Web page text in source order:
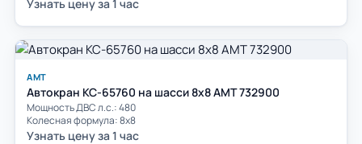
Узнать цену за 1 час
АМТ
Автокран КС-65760 на шасси 8х8 АМТ 732900
Мощность ДВС л.с.: 480
Колесная формула: 8х8
Узнать цену за 1 час